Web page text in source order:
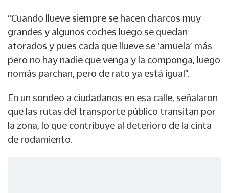
“Cuando llueve siempre se hacen charcos muy
grandes y algunos coches luego se quedan
atorados y pues cada que llueve se ‘amuela’ más
pero no hay nadie que venga y la componga, luego
nomás parchan, pero de rato ya está igual”.
En un sondeo a ciudadanos en esa calle, señalaron
que las rutas del transporte público transitan por
la zona, lo que contribuye al deterioro de la cinta
de rodamiento.